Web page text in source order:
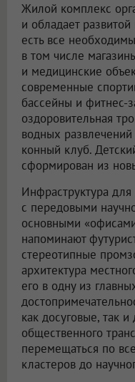
Жилой комплекс
и обладает
есть все
в том числе
и медицинские
современные
бассейны и фитнес-
оздоровительная
водных
конный клуб.
сформирован из
Инфраструктура
с передовыми
основными
напоминают
стереотипные
архитектура
его в одну из
как досуговые, так
общественного
перемещаться по
кластеров до